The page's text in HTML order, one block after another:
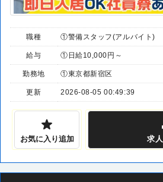
職種 ①警備スタッフ(アルバイト)
給与 ①日給10,000円～
勤務地 ①東京都新宿区
更新 2026-08-05 00:49:39
お気に入り追加 求人